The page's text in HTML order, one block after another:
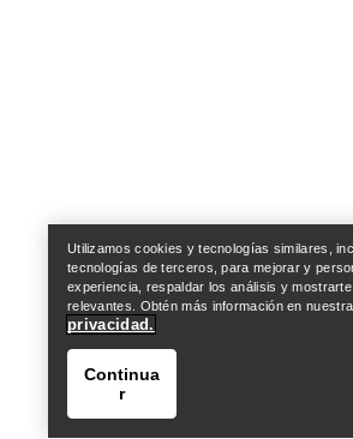
Utilizamos cookies y tecnologías similares,
tecnologías de terceros, para mejorar y
experiencia, respaldar los análisis y mostrarte
relevantes. Obtén más información en nuestra
privacidad.
Continua
r